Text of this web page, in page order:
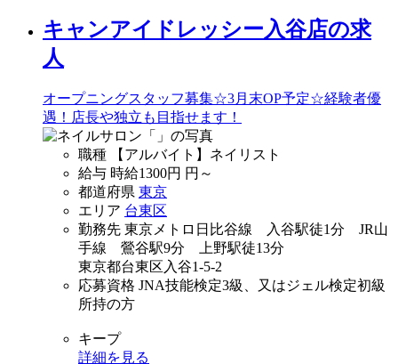
キャンアイドレッシー入谷店の求
人
オープニングスタッフ募集☆3月末OP予定☆経験者優
遇！店長や独立も目指せます！
職種
【アルバイト】ネイリスト
給与 時給1300円 円～
都道府県 東京
エリア 台東区
勤務先 東京メトロ日比谷線 入谷駅徒1分 JR山
手線 鶯谷駅9分 上野駅徒13分
東京都台東区入谷1-5-2
応募資格 JNA技能検定3級、又はジェル検定初級
所持の方
キープ
詳細を見る